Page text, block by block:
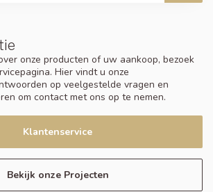
onze producten of uw aankoop, bezoek
Hier vindt u onze
op veelgestelde vragen en
om contact met ons op te nemen.
Klantenservice
Bekijk onze Projecten